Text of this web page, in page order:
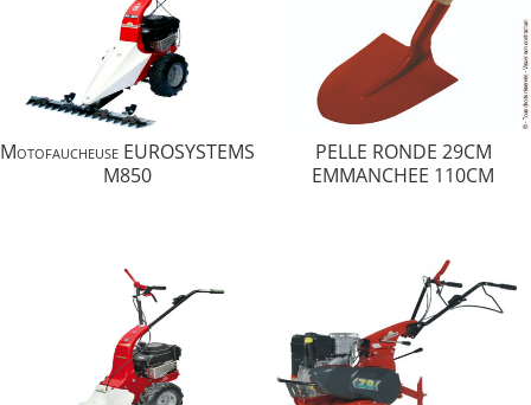
Motofaucheuse EUROSYSTEMS
M850
PELLE RONDE 29CM
EMMANCHEE 110CM